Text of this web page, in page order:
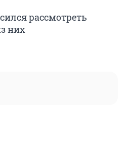
рассмотреть
них